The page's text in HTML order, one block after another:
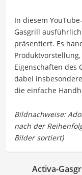
In diesem
Gasgrill
präsentiert. Es
Eigenschaften des
dabei
die einfache
Activa-